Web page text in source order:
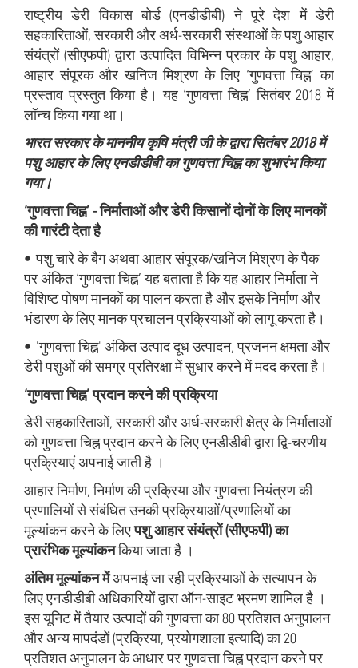
राष्ट्रीय डेरी विकास बोर्ड (एनडीडीबी) ने पूरे देश में डेरी
सहकारिताओं, सरकारी और अर्ध-सरकारी संस्थाओं के पशु आहार
संयंत्रों (सीएफपी) द्वारा उत्पादित विभिन्न प्रकार के पशु आहार,
आहार संपूरक और खनिज मिश्रण के लिए ‘गुणवत्ता चिह्न’ का
प्रस्ताव प्रस्तुत किया है। यह ‘गुणवत्ता चिह्न’ सितंबर 2018 में
लॉन्च किया गया था।
भारत सरकार के माननीय कृषि मंत्री जी के द्वारा सितंबर 2018 में
पशु आहार के लिए एनडीडीबी का गुणवत्ता चिह्न का शुभारंभ किया
गया।
‘गुणवत्ता चिह्न’ - निर्माताओं और डेरी किसानों दोनों के लिए मानकों
की गारंटी देता है
• पशु चारे के बैग अथवा आहार संपूरक/खनिज मिश्रण के पैक
पर अंकित ‘गुणवत्ता चिह्न’ यह बताता है कि यह आहार निर्माता ने
विशिष्ट पोषण मानकों का पालन करता है और इसके निर्माण और
भंडारण के लिए मानक प्रचालन प्रक्रियाओं को लागू करता है।
• 'गुणवत्ता चिह्न' अंकित उत्पाद दूध उत्पादन, प्रजनन क्षमता और
डेरी पशुओं की समग्र प्रतिरक्षा में सुधार करने में मदद करता है।
‘गुणवत्ता चिह्न’ प्रदान करने की प्रक्रिया
डेरी सहकारिताओं, सरकारी और अर्ध-सरकारी क्षेत्र के निर्माताओं
को गुणवत्ता चिह्न प्रदान करने के लिए एनडीडीबी द्वारा द्वि-चरणीय
प्रक्रियाएं अपनाई जाती है ।
आहार निर्माण, निर्माण की प्रक्रिया और गुणवत्ता नियंत्रण की
प्रणालियों से संबंधित उनकी प्रक्रियाओं/प्रणालियों का
मूल्यांकन करने के लिएपशु आहार संयंत्रों (सीएफपी) का
प्रारंभिक मूल्यांकनकिया जाता है ।
अंतिम मूल्यांकन मेंअपनाई जा रही प्रक्रियाओं के सत्यापन के
लिए एनडीडीबी अधिकारियों द्वारा ऑन-साइट भ्रमण शामिल है ।
इस यूनिट में तैयार उत्पादों की गुणवत्ता का 80 प्रतिशत अनुपालन
और अन्य मापदंडों (प्रक्रिया, प्रयोगशाला इत्यादि) का 20
प्रतिशत अनुपालन के आधार पर गुणवत्ता चिह्न प्रदान करने पर